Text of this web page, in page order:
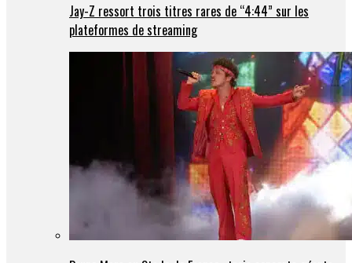
Jay-Z ressort trois titres rares de “4:44” sur les
plateformes de streaming